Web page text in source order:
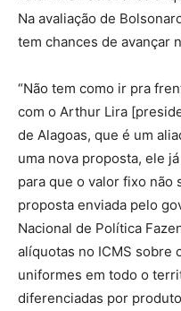
Na avaliação de
tem chances de avançar
“Não tem como ir pra
com o Arthur Lira
de Alagoas, que é um
uma nova proposta, ele
para que o valor fixo não
proposta enviada pelo
Nacional de Política
alíquotas no ICMS sobre
uniformes em todo o
diferenciadas por